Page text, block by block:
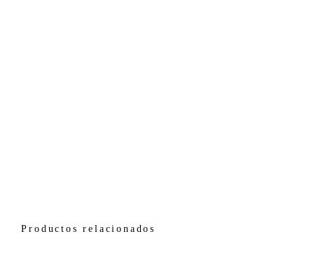
Productos relacionados